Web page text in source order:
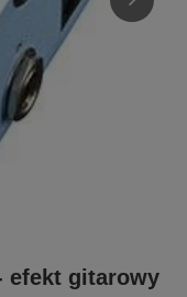
efekt gitarowy